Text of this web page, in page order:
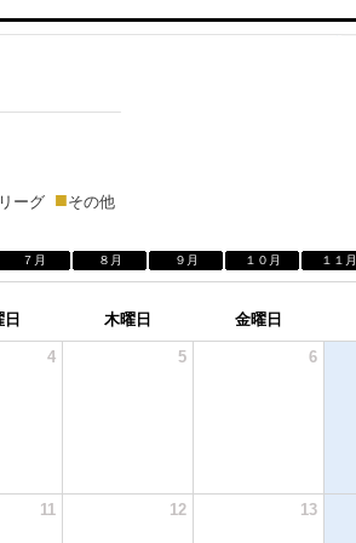
ーグ ■その他
７月 ８月 ９月 １０月 １１月
木曜日 金曜日
4 5 6
11 12 13